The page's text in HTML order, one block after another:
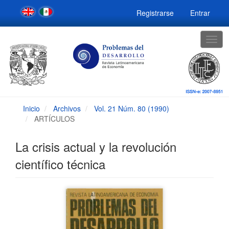
Navegación
principal
Contenido
Barra
lateral
Registrarse Entrar
Inicio Archivos
Vol. 21 Núm. 80 (1990)
ARTÍCULOS
La crisis actual y la revolución
científico técnica